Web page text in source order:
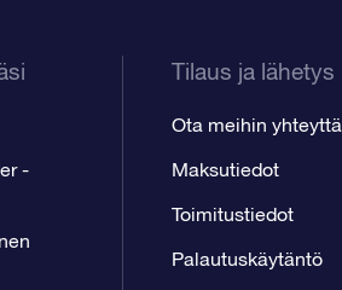
-
Tilaus ja lähetys
Ota meihin yhteyttä
Maksutiedot
Toimitustiedot
Palautuskäytäntö